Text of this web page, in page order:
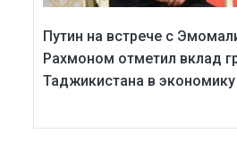
Путин на встрече с
Рахмоном отметил вклад
Таджикистана в